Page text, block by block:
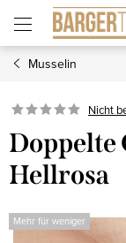
Inhalt
springen
Musselin
Nicht
Doppelte
Hellrosa
Mehr für weniger